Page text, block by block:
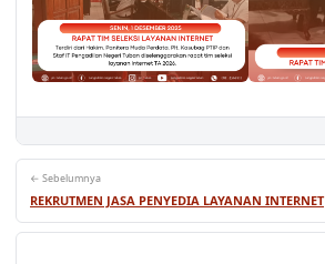
← Sebelumnya
REKRUTMEN JASA PENYEDIA LAYANAN INTERNET